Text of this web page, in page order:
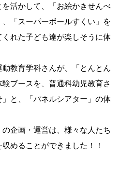
活かして、「お絵かきせんべ
「スーパーボールすくい」を
れた子ども達が楽しそうに体
教育学科さんが、「とんとん
ブースを、普通科幼児教育さ
と、「パネルシアター」の体
企画・運営は、様々な人たち
めることができました！！